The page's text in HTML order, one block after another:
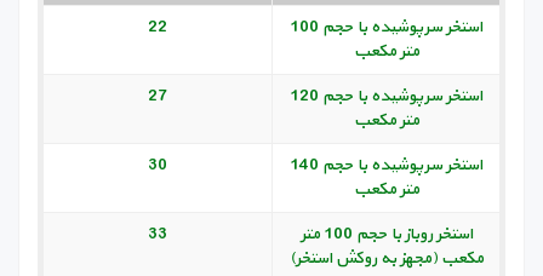
استخر سرپوشیده با حجم 100
متر مکعب
22
استخر سرپوشیده با حجم 120
متر مکعب
27
استخر سرپوشیده با حجم 140
متر مکعب
30
استخر روباز با حجم 100 متر
مکعب (مجهز به روکش استخر)
33